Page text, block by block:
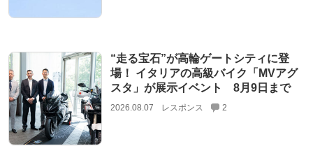
“走る宝石”が高輪ゲートシティに登
場！ イタリアの高級バイク「MVアグ
スタ」が展示イベント 8月9日まで
2026.08.07 レスポンス 2